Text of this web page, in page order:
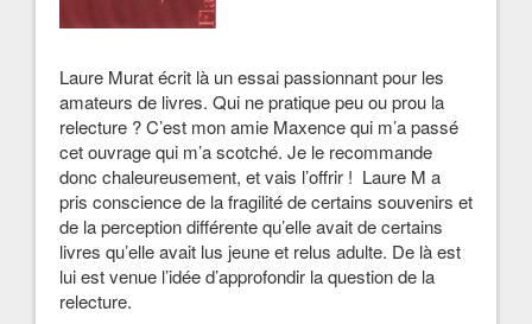
Laure Murat écrit là un essai passionnant pour les
amateurs de livres. Qui ne pratique peu ou prou la
relecture ? C’est mon amie Maxence qui m’a passé
cet ouvrage qui m’a scotché. Je le recommande
donc chaleureusement, et vais l’offrir ! Laure M a
pris conscience de la fragilité de certains souvenirs et
de la perception différente qu’elle avait de certains
livres qu’elle avait lus jeune et relus adulte. De là est
lui est venue l’idée d’approfondir la question de la
relecture.